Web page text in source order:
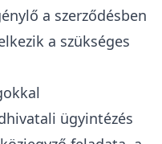
a szerződésben
a szükséges
ügyintézés